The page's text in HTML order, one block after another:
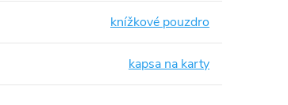
knížkové pouzdro
kapsa na karty